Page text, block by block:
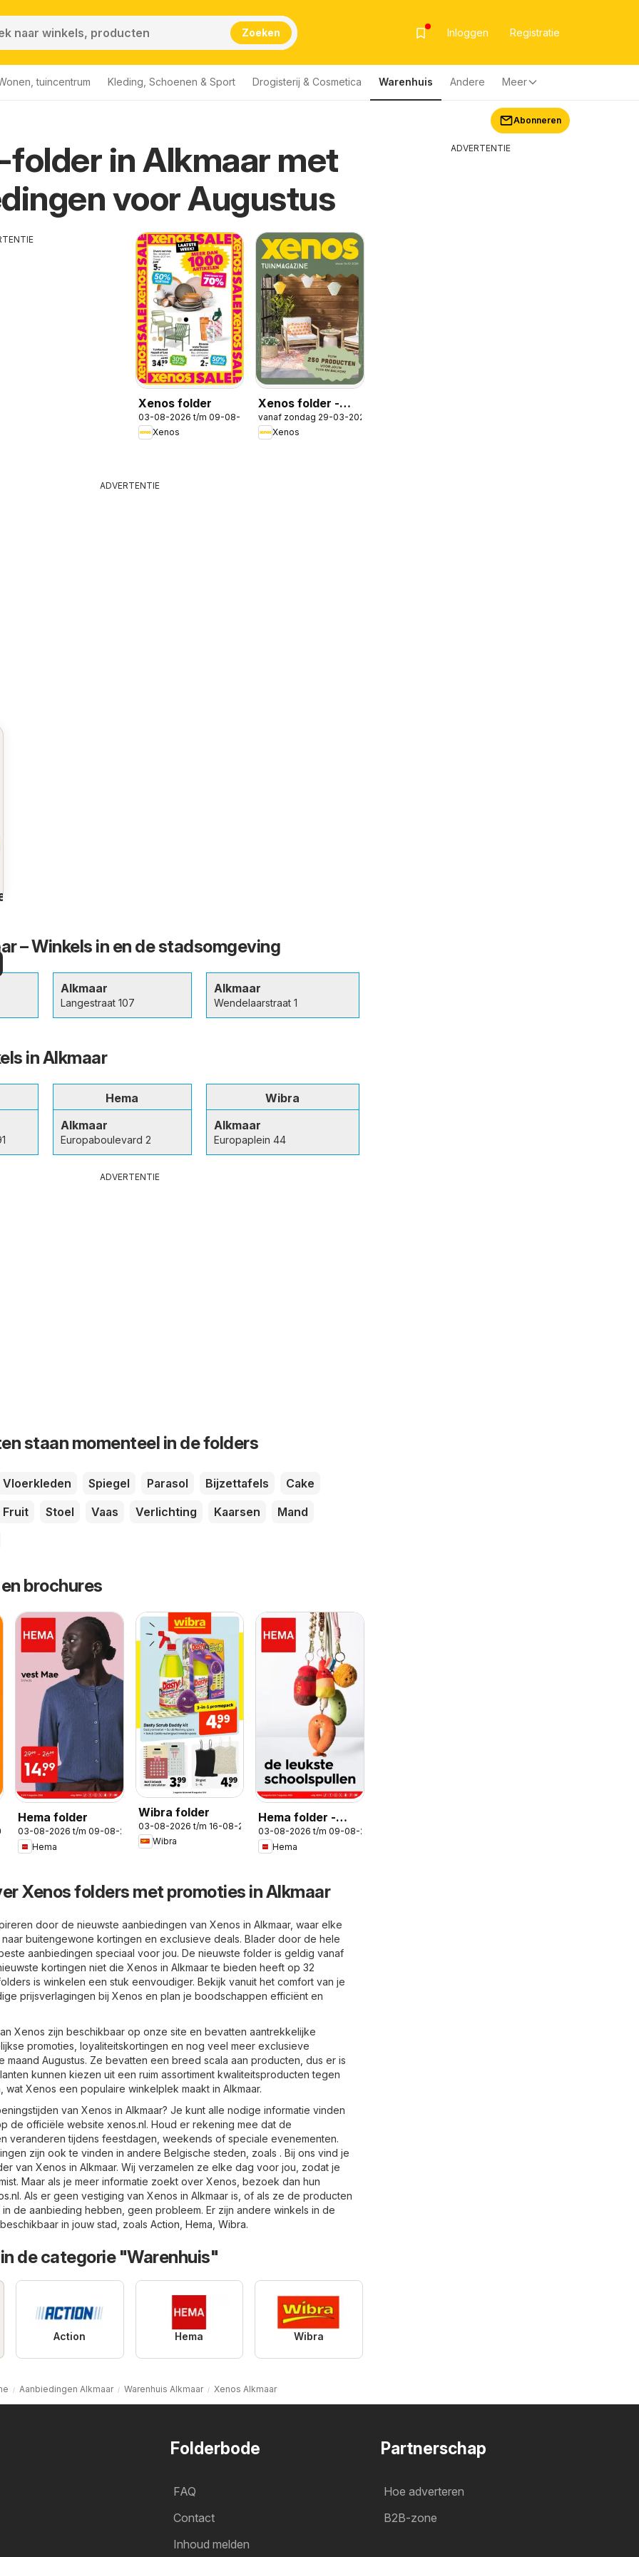
Zoeken Inloggen Registratie
tuincentrum Kleding, Schoenen & Sport Drogisterij & Cosmetica Warenhuis Andere Meer
Abonneren
in Alkmaar met
voor Augustus
Xenos folder
03-08-2026 t/m 09-08-2026
Xenos
Xenos folder -
Tuinmagazine
vanaf zondag 29-03-2026
Xenos
ADVERTENTIE
– Winkels in en de stadsomgeving
Alkmaar
Langestraat 107
Alkmaar
Wendelaarstraat 1
in Alkmaar
Hema
Alkmaar
Europaboulevard 2
Wibra
Alkmaar
Europaplein 44
ADVERTENTIE
staan momenteel in de folders
Vloerkleden Spiegel Parasol Bijzettafels
Cake
Fruit Stoel Vaas Verlichting Kaarsen
Mand
brochures
Hema folder
03-08-2026 t/m 09-08-2026
Hema
Wibra folder
03-08-2026 t/m 16-08-2026
Wibra
Hema folder -
Magazine
03-08-2026 t/m 09-08-2026
Hema
Xenos folders met promoties in Alkmaar
door de nieuwste aanbiedingen van Xenos in Alkmaar, waar elke
buitengewone kortingen en exclusieve deals. Blader door de hele
aanbiedingen speciaal voor jou. De nieuwste folder is geldig vanaf
kortingen niet die Xenos in Alkmaar te bieden heeft op 32
is winkelen een stuk eenvoudiger. Bekijk vanuit het comfort van je
prijsverlagingen bij Xenos en plan je boodschappen efficiënt en
Xenos zijn beschikbaar op onze site en bevatten aantrekkelijke
promoties, loyaliteitskortingen en nog veel meer exclusieve
maand Augustus. Ze bevatten een breed scala aan producten, dus er is
kunnen kiezen uit een ruim assortiment kwaliteitsproducten tegen
wat Xenos een populaire winkelplek maakt in Alkmaar.
van Xenos in Alkmaar? Je kunt alle nodige informatie vinden
de officiële website xenos.nl. Houd er rekening mee dat de
veranderen tijdens feestdagen, weekends of speciale evenementen.
zijn ook te vinden in andere Belgische steden, zoals . Bij ons vind je
van Xenos in Alkmaar. Wij verzamelen ze elke dag voor jou, zodat je
Maar als je meer informatie zoekt over Xenos, bezoek dan hun
. Als er geen vestiging van Xenos in Alkmaar is, of als ze de producten
de aanbieding hebben, geen probleem. Er zijn andere winkels in de
beschikbaar in jouw stad, zoals Action Hema Wibra.
de categorie "Warenhuis"
Action Hema Wibra
Aanbiedingen Alkmaar Warenhuis Alkmaar Xenos Alkmaar
ADVERTENTIE
Folderbode
FAQ
Contact
Inhoud melden
Partnerschap
Hoe adverteren
B2B-zone